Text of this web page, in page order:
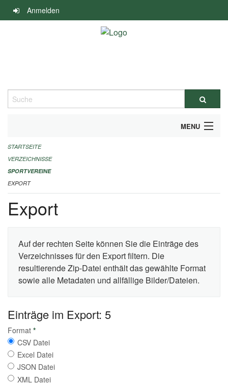
Navigation
überspringen
Anmelden
Suche
MENU
ALLGEMEINE INFORMATIONEN
FINANZIELLE UNTERSTÜTZUNG BENÖTIGT?
KONTAKT
STARTSEITE
VERZEICHNISSE
SPORTVEREINE
EXPORT
Export
Auf der rechten Seite können Sie die Einträge des
Verzeichnisses für den Export filtern. Die
resultierende Zip-Datei enthält das gewählte Format
sowie alle Metadaten und allfällige Bilder/Dateien.
Einträge im Export: 5
Format *
CSV Datei
Excel Datei
JSON Datei
XML Datei